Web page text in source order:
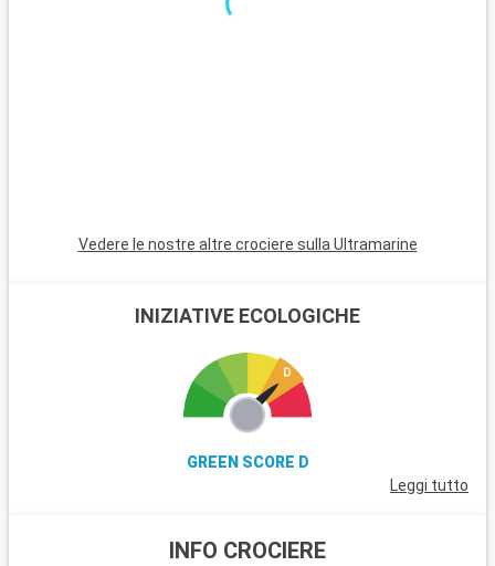
Vedere le nostre altre crociere sulla Ultramarine
INIZIATIVE ECOLOGICHE
GREEN SCORE D
Leggi tutto
INFO CROCIERE